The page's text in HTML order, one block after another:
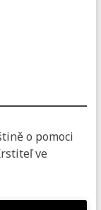
o pomoci
ve